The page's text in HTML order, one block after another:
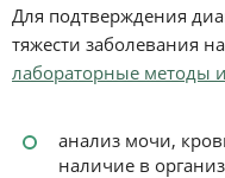
Для подтверждения
тяжести заболевания
лабораторные методы
анализ мочи,
наличие в